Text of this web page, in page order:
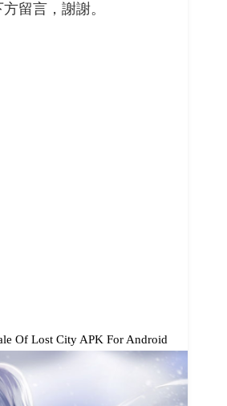
留言，謝謝。
Of Lost City APK For Android